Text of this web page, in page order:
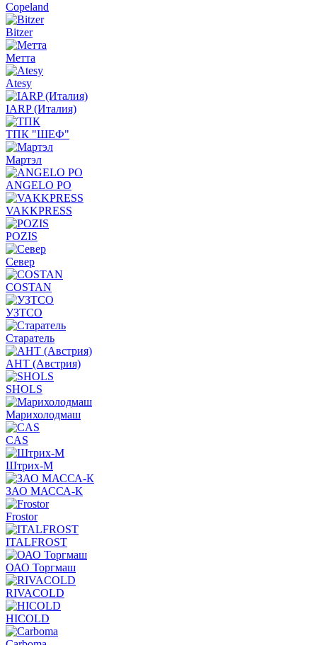
Copeland
Bitzer
Метта
Atesy
IARP (Италия)
ТПК "ШЕФ"
Мартэл
ANGELO PO
VAKKPRESS
POZIS
Север
COSTAN
УЗТСО
Старатель
АНТ (Австрия)
SHOLS
Марихолодмаш
CAS
Штрих-М
ЗАО МАССА-К
Frostor
ITALFROST
ОАО Торгмаш
RIVACOLD
HICOLD